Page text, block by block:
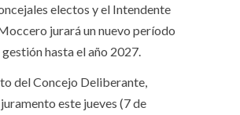
electos y el Intendente
jurará un nuevo período
gestión hasta el año 2027.
del Concejo Deliberante,
este jueves (7 de